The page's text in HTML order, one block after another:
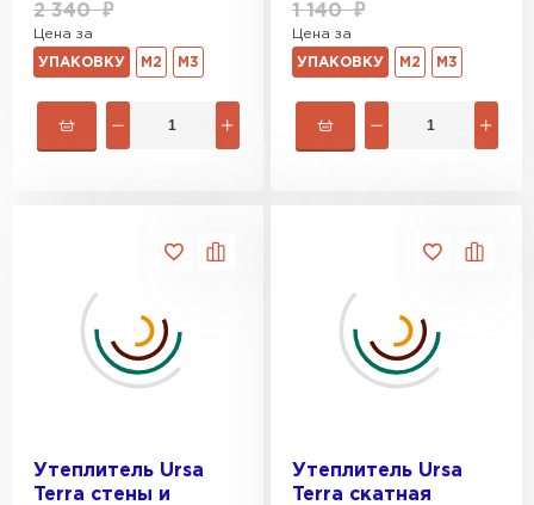
2 340₽
Цена за
УПАКОВКУ М2 М3
1 140₽
Цена за
УПАКОВКУ М2 М3
Утеплитель Ursa
Terra стены и
Утеплитель Ursa
Terra скатная